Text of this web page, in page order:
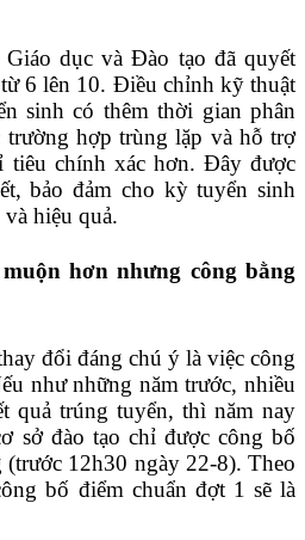
dục và Đào tạo đã quyết
6 lên 10. Điều chỉnh kỹ thuật
sinh có thêm thời gian phân
hợp trùng lặp và hỗ trợ
tiêu chính xác hơn. Đây được
bảo đảm cho kỳ tuyển sinh
hiệu quả.
hơn nhưng công bằng
đổi đáng chú ý là việc công
như những năm trước, nhiều
quả trúng tuyển, thì năm nay
sở đào tạo chỉ được công bố
(trước 12h30 ngày 22-8). Theo
bố điểm chuẩn đợt 1 sẽ là